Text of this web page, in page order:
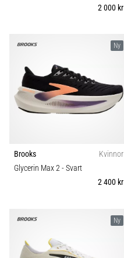
2 000 kr
Ny
Brooks
Kvinnor
Glycerin Max 2- Svart
2 400 kr
Ny